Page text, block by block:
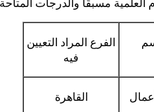
مسبقًا والدرجات المتاحة
الفرع المراد التعيين
فيه
القاهرة